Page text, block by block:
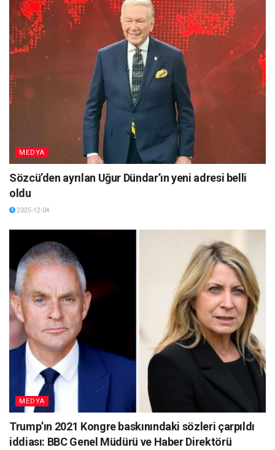
MEDYA
Sözcü’den ayrılan Uğur Dündar’ın yeni adresi belli
oldu
2025-12-04
MEDYA
Trump’ın 2021 Kongre baskınındaki sözleri çarpıldı
iddiası: BBC Genel Müdürü ve Haber Direktörü